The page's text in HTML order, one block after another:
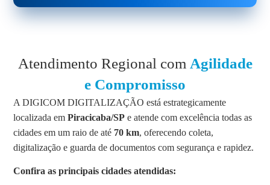
Atendimento Regional com Agilidade
e Compromisso
A DIGICOM DIGITALIZAÇÃO está estrategicamente
localizada emPiracicaba/SP e atende com excelência todas as
cidades em um raio de até 70 km, oferecendo coleta,
digitalização e guarda de documentos com segurança e rapidez.
Confira as principais cidades atendidas: